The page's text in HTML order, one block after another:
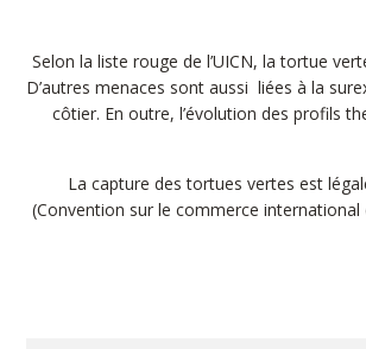
Selon la liste rouge de l’UICN, la tortue
D’autres menaces sont aussi liées à la
côtier. En outre, l’évolution des profils
La capture des tortues vertes est
(Convention sur le commerce international